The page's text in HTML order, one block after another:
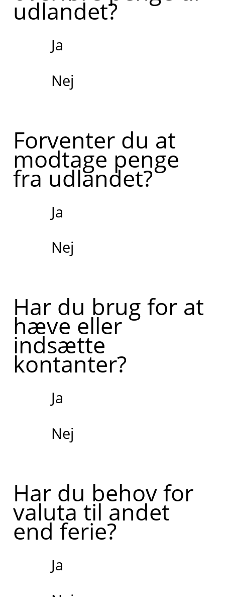
udlandet?
Ja
Nej
Forventer du at
modtage penge
fra udlandet?
Ja
Nej
Har du brug for at
hæve eller
indsætte
kontanter?
Ja
Nej
Har du behov for
valuta til andet
end ferie?
Ja